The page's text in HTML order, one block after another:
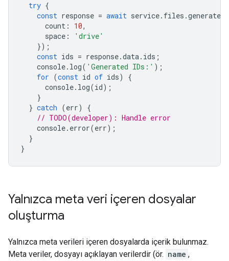
try {
const response = await service. files .
count : 10,
space :
'drive'
});
const ids = response.data. ids ;
console. log( 'Generated IDs:' );
for (const id of ids)
{
console. log(id);
}
} catch (err)
{
// TODO(developer): Handle error
console. error(err);
}
}
Yalnızca meta veri içeren dosyalar
oluşturma
Yalnızca meta verileri içeren dosyalarda içerik bulunmaz.
Meta veriler, dosyayı açıklayan verilerdir (ör. name ,